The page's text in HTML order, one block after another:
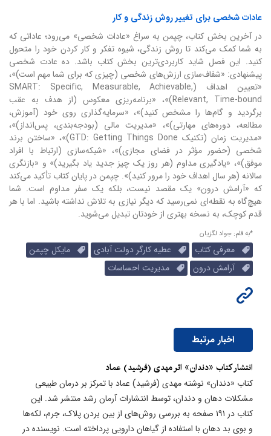
عادات شخصی برای تغییر روش زندگی و کار
در آخرین بخش کتاب، چپمن به سراغ «عادات شخصی» می‌رود؛ عاداتی که
به شما کمک می‌کند تا روش زندگی، شیوه تفکر و کار کردن خود را متحول
کنید. این فصل شاید کاربردی‌ترین بخش کتاب باشد. ده عادت شخصی
پیشنهادی: «شفاف‌سازی ارزش‌های شخصی (چیزی که برای شما مهم است)»،
«تعیین اهداف (SMART: Specific, Measurable, Achievable,
Relevant, Time-bound)»، «برنامه‌ریزی معکوس (از هدف به عقب
برگردید و گام‌ها را مشخص کنید)»، «سرمایه‌گذاری روی خود (آموزش،
مطالعه، دوره‌های مهارتی)»، «مدیریت مالی (بودجه‌بندی، پس‌انداز)»،
«مدیریت زمان (تکنیک GTD: Getting Things Done)»، «ساختن برند
شخصی (حضور مؤثر در فضای مجازی)»، «شبکه‌سازی (ارتباط با افراد
موفق)»، «یادگیری مداوم (هر روز یک چیز جدید یاد بگیرید)» و «بازنگری
سالانه (هر سال اهداف خود را مرور کنید)». چپمن در پایان کتاب تأکید می‌کند
که «آرامش درون» یک مقصد نیست، بلکه یک سفر مداوم است. شما
هیچ‌گاه به نقطه‌ای نمی‌رسید که دیگر نیازی به تلاش نداشته باشید. اما با هر
قدم کوچک، به نسخه بهتری از خودتان تبدیل می‌شوید.
*به قلم: جواد لگزیان
معرفی کتاب عطیه کارگر دولت آبادی
مایکل چپمن
آرامش درون
مدیریت احساسات
اخبار مرتبط
انتشار کتاب «دندان» اثر مهدی (فرشید) عماد
کتاب «دندان» نوشته مهدی (فرشید) عماد با تمرکز بر درمان طبیعی
مشکلات دهان و دندان، توسط انتشارات آرمان رشد منتشر شد. این
کتاب در ۱۹۱ صفحه به بررسی روش‌های از بین بردن پلاک، جرم، لکه‌ها
و بوی بد دهان با استفاده از گیاهان دارویی پرداخته است. نویسنده در